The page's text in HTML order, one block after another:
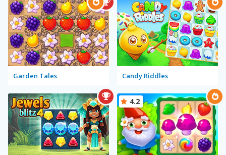
Garden Tales Candy Riddles
4.2